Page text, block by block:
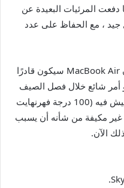
دفعت المرئيات البعيدة عن
، مع الحفاظ على عدد
شيء واحد أشعر بالقلق هو ما إذا كان MacBook Air سيكون قادرًا
أمر شائع خلال فصل الصيف
على ساحل البحر الأدرياتيكي الذي أعيش فيه (100 درجة فهرنهايت
غير مكيفة من شأنه أن يسبب
الآن.